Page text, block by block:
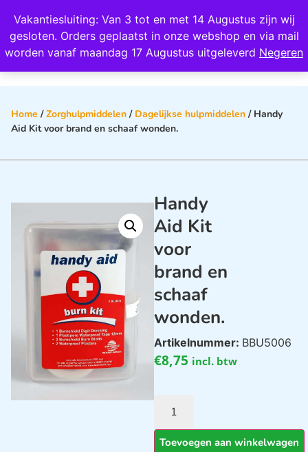
Vakantiesluiting: Van 3 tot en met 14 Augustus zijn wij
gesloten. Orders geplaatst in onze webshop en via mail
worden vanaf maandag 17 Augustus uitgeleverd Negeren
Wij scoren een 4,8 op Google
Home /Zorghulpmiddelen / Dagelijkse hulpmiddelen / Handy
Aid Kit voor brand en schaaf wonden.
Handy
Aid Kit
voor
brand en
schaaf
wonden.
Artikelnummer: BBU5006
€8,75 incl. btw
Toevoegen aan winkelwagen